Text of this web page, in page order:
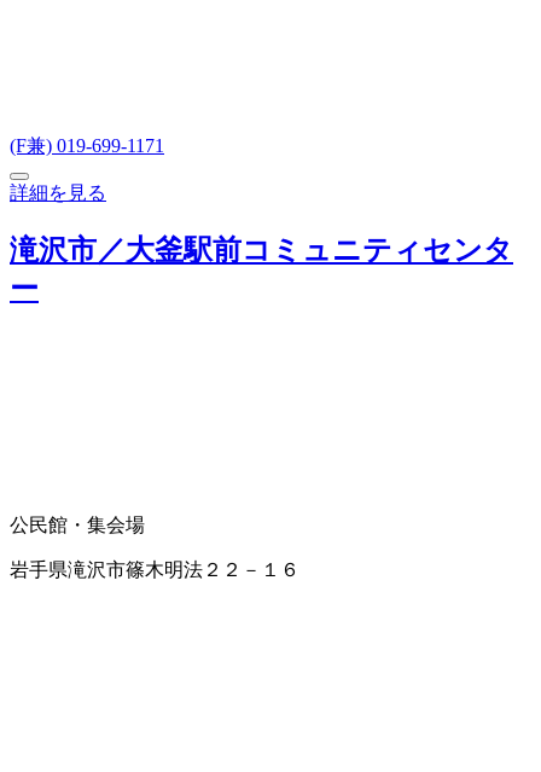
(F兼) 019-699-1171
詳細を見る
滝沢市／大釜駅前コミュニティセンタ
ー
公民館・集会場
岩手県滝沢市篠木明法２２－１６